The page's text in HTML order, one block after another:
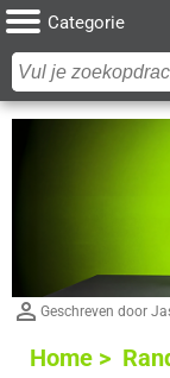
Categorie
Geschreven door
Home >